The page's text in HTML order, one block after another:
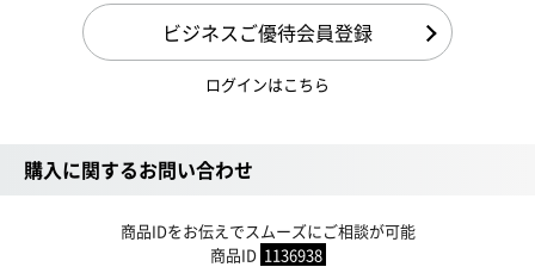
ビジネスご優待会員登録
ログインはこちら
購入に関するお問い合わせ
商品IDをお伝えでスムーズにご相談が可能
商品ID 1136938